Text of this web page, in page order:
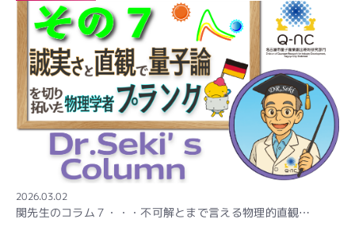
2026.03.02
関先生のコラム７・・・不可解とまで言える物理的直観…